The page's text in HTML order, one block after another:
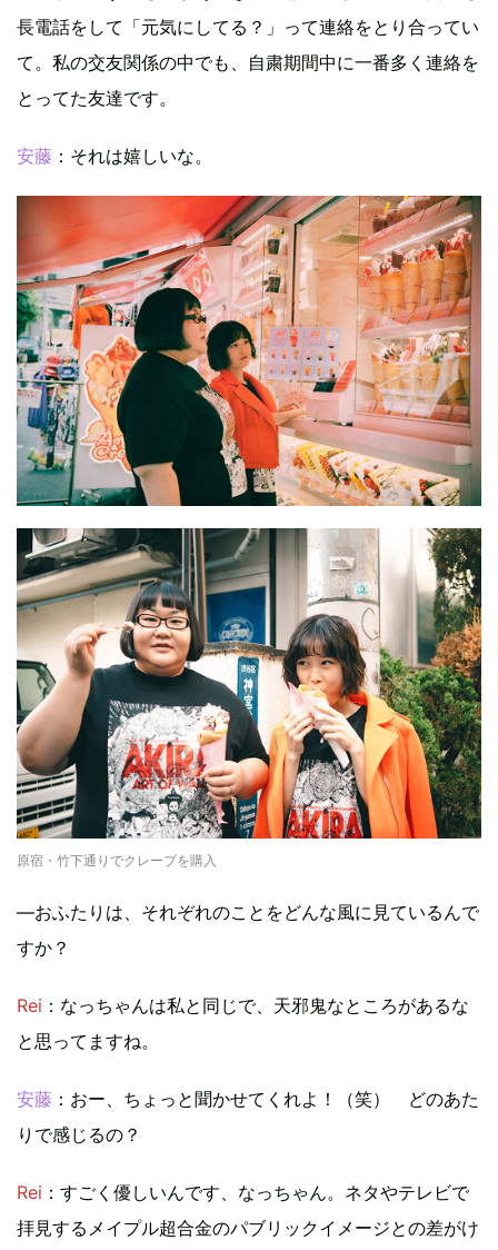
長電話をして「元気にしてる？」って連絡をとり合ってい
て。私の交友関係の中でも、自粛期間中に一番多く連絡を
とってた友達です。
安藤 ：それは嬉しいな。
原宿・竹下通りでクレープを購入
―おふたりは、それぞれのことをどんな風に見ているんで
すか？
Rei ：なっちゃんは私と同じで、天邪鬼なところがあるな
と思ってますね。
安藤 ：おー、ちょっと聞かせてくれよ！（笑） どのあた
りで感じるの？
Rei ：すごく優しいんです、なっちゃん。ネタやテレビで
拝見するメイプル超合金のパブリックイメージとの差がけ